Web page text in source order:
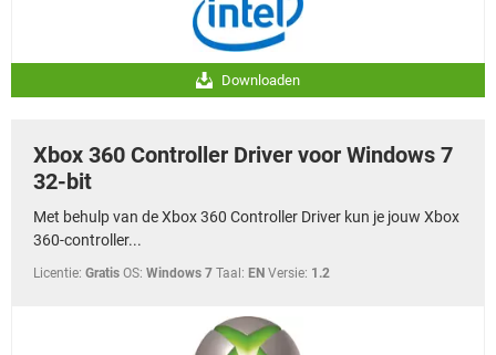
Downloaden
Xbox 360 Controller Driver voor Windows 7
32-bit
Met behulp van de Xbox 360 Controller Driver kun je jouw Xbox
360-controller...
Licentie: Gratis OS: Windows 7 Taal: EN Versie: 1.2